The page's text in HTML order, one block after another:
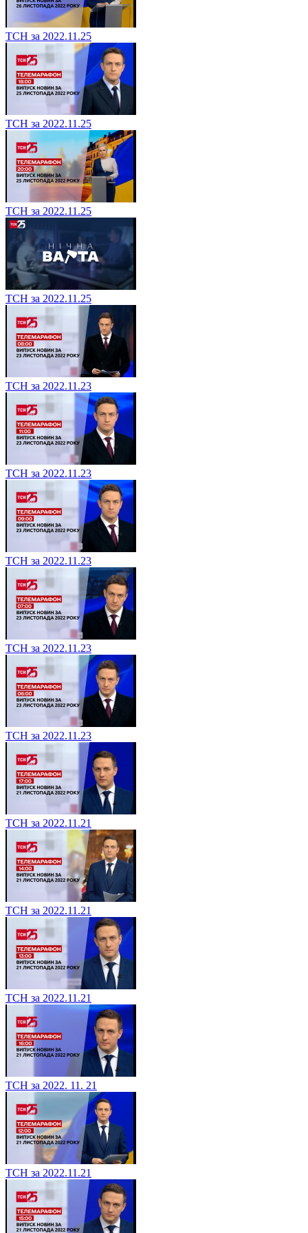
ТСН за 2022.11.25
ТСН за 2022.11.25
ТСН за 2022.11.25
ТСН за 2022.11.25
ТСН за 2022.11.23
ТСН за 2022.11.23
ТСН за 2022.11.23
ТСН за 2022.11.23
ТСН за 2022.11.23
ТСН за 2022.11.21
ТСН за 2022.11.21
ТСН за 2022.11.21
ТСН за 2022. 11. 21
ТСН за 2022.11.21